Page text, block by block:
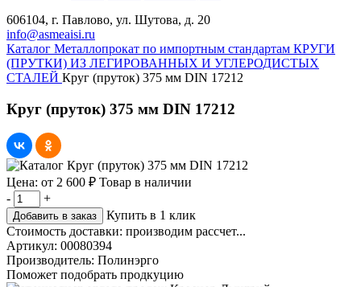
606104, г. Павлово, ул. Шутова, д. 20
info@asmeaisi.ru
Каталог Металлопрокат по импортным стандартам КРУГИ
(ПРУТКИ) ИЗ ЛЕГИРОВАННЫХ И УГЛЕРОДИСТЫХ
СТАЛЕЙ Круг (пруток) 375 мм DIN 17212
Круг (пруток) 375 мм DIN 17212
Цена: от 2 600 ₽ Товар в наличии
-
+
Добавить в заказ
Купить в 1 клик
Стоимость доставки: производим рассчет...
Артикул: 00080394
Производитель: Полинэрго
Поможет подобрать продкуцию